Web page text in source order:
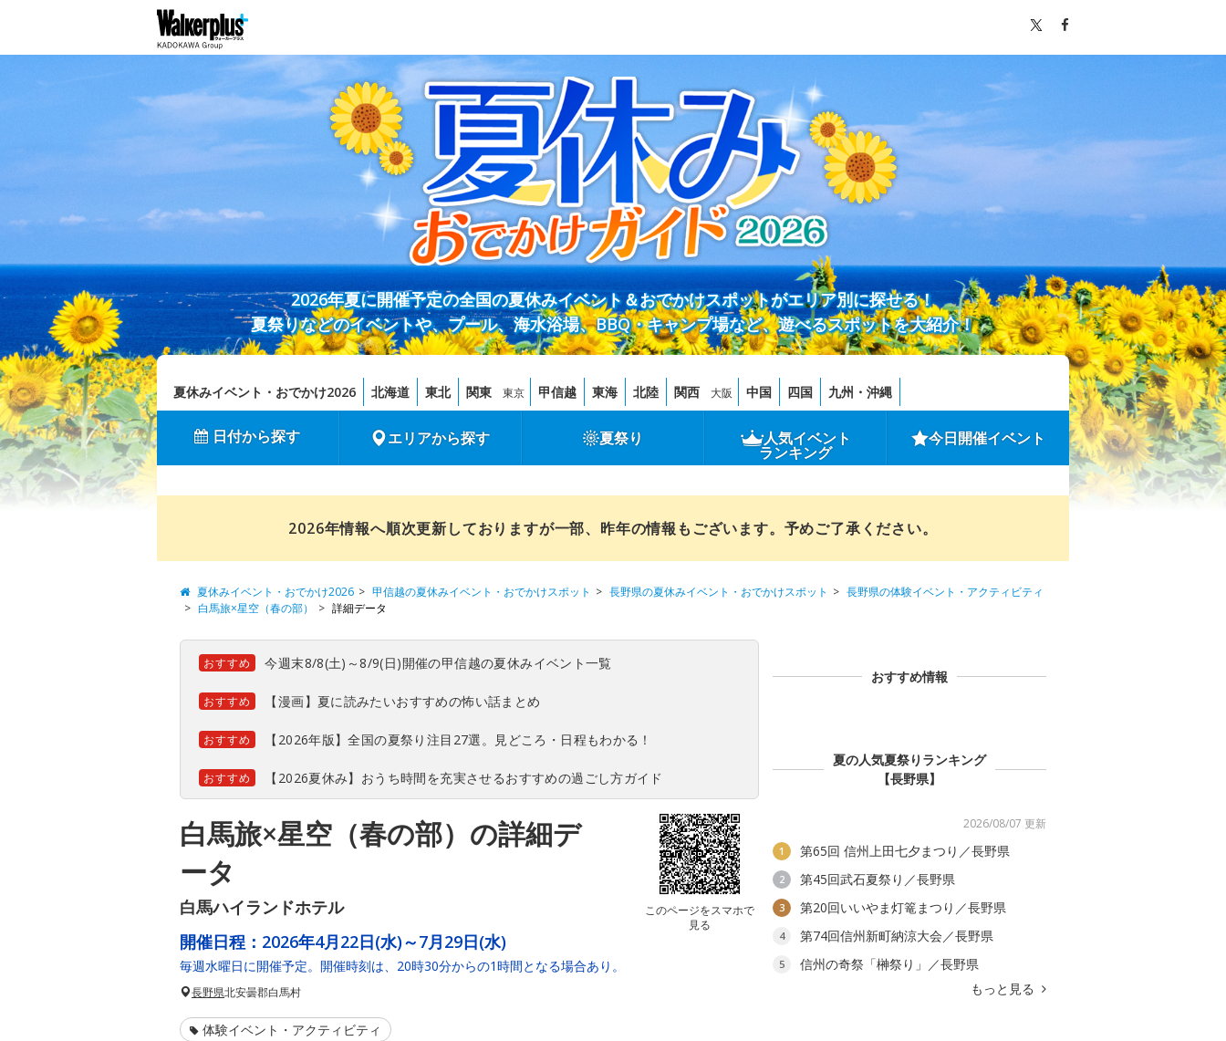
2026年夏に開催予定の全国の夏休みイベント＆おでかけスポットがエリア別に探せる！
夏祭りなどのイベントや、プール、海水浴場、BBQ・キャンプ場など、遊べるスポットを大紹介！
夏休みイベント・おでかけ2026 北海道 東北 関東 東京 甲信越 東海 北陸 関西 大阪 中国 四国 九州・沖縄
日付から探す エリアから探す 夏祭り 人気イベント
ランキング
今日開催イベント
2026年情報へ順次更新しておりますが一部、昨年の情報もございます。予めご了承ください。
夏休みイベント・おでかけ2026 甲信越の夏休みイベント・おでかけスポット 長野県の夏休みイベント・おでかけスポット
長野県の体験イベント・アクティビティ
白馬旅×星空（春の部）
詳細データ
おすすめ 今週末8/8(土)～8/9(日)開催の甲信越の夏休みイベント一覧
おすすめ 【漫画】夏に読みたいおすすめの怖い話まとめ
おすすめ 【2026年版】全国の夏祭り注目27選。見どころ・日程もわかる！
おすすめ 【2026夏休み】おうち時間を充実させるおすすめの過ごし方ガイド
白馬旅×星空（春の部）の詳細デ
ータ
白馬ハイランドホテル
このページをスマホで
見る
開催日程： 2026年4月22日(水)～7月29日(水)
毎週水曜日に開催予定。開催時刻は、20時30分からの1時間となる場合あり。
長野県北安曇郡白馬村
体験イベント・アクティビティ
おすすめ情報
夏の人気夏祭りランキング
【長野県】
2026/08/07 更新
1 第65回 信州上田七夕まつり／長野県
2 第45回武石夏祭り／長野県
3 第20回いいやま灯篭まつり／長野県
4 第74回信州新町納涼大会／長野県
5
信州の奇祭「榊祭り」／長野県
もっと見る